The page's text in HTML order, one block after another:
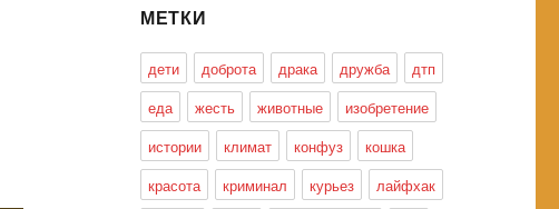
МЕТКИ
дети доброта драка дружба
дтп
еда
жесть животные
изобретение
истории
климат конфуз
кошка
красота
криминал курьез
лайфхак